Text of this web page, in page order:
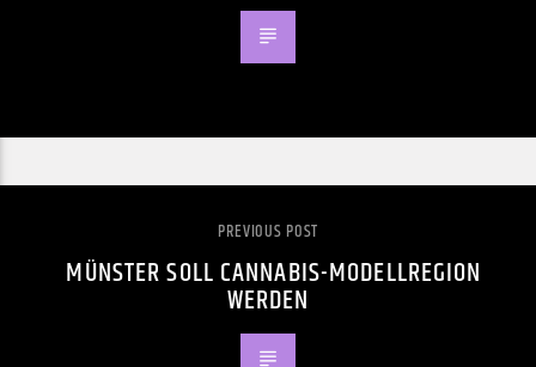
PREVIOUS POST
MÜNSTER SOLL CANNABIS-MODELLREGION
WERDEN